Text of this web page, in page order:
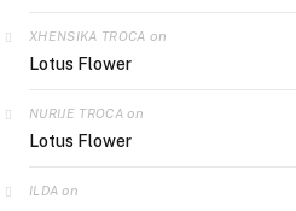
XHENSIKA TROCA on
Lotus Flower
NURIJE TROCAon
Lotus Flower
ILDA on